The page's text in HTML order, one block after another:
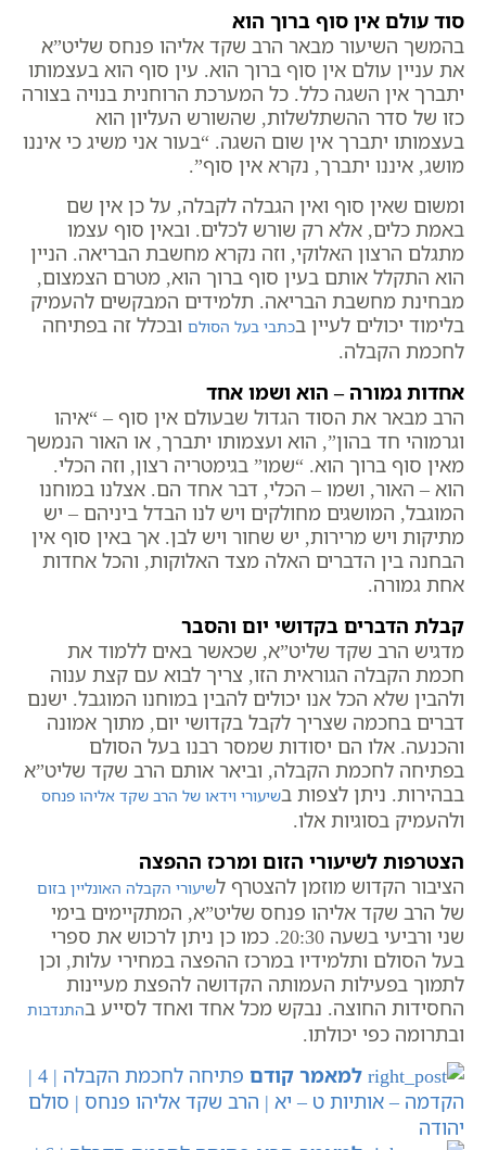
סוד עולם אין סוף ברוך הוא
בהמשך השיעור מבאר הרב שקד אליהו פנחס שליט”א
את עניין עולם אין סוף ברוך הוא. עין סוף הוא בעצמותו
יתברך אין השגה כלל. כל המערכת הרוחנית בנויה בצורה
כזו של סדר ההשתלשלות, שהשורש העליון הוא
בעצמותו יתברך אין שום השגה. “בעור אני משיג כי איננו
מושג, איננו יתברך, נקרא אין סוף”.
ומשום שאין סוף ואין הגבלה לקבלה, על כן אין שם
באמת כלים, אלא רק שורש לכלים. ובאין סוף עצמו
מתגלם הרצון האלוקי, וזה נקרא מחשבת הבריאה. הניין
הוא התקלל אותם בעין סוף ברוך הוא, מטרם הצמצום,
מבחינת מחשבת הבריאה. תלמידים המבקשים להעמיק
בלימוד יכולים לעיין בכתבי בעל הסולם ובכלל זה בפתיחה
לחכמת הקבלה.
אחדות גמורה – הוא ושמו אחד
הרב מבאר את הסוד הגדול שבעולם אין סוף – “איהו
וגרמוהי חד בהון”, הוא ועצמותו יתברך, או האור הנמשך
מאין סוף ברוך הוא. “שמו” בגימטריה רצון, וזה הכלי.
הוא – האור, ושמו – הכלי, דבר אחד הם. אצלנו במוחנו
המוגבל, המושגים מחולקים ויש לנו הבדל ביניהם – יש
מתיקות ויש מרירות, יש שחור ויש לבן. אך באין סוף אין
הבחנה בין הדברים האלה מצד האלוקות, והכל אחדות
אחת גמורה.
קבלת הדברים בקדושי יום והסבר
מדגיש הרב שקד שליט”א, שכאשר באים ללמוד את
חכמת הקבלה הגוראית הזו, צריך לבוא עם קצת ענוה
ולהבין שלא הכל אנו יכולים להבין במוחנו המוגבל. ישנם
דברים בחכמה שצריך לקבל בקדושי יום, מתוך אמונה
והכנעה. אלו הם יסודות שמסר רבנו בעל הסולם
בפתיחה לחכמת הקבלה, וביאר אותם הרב שקד שליט”א
בבהירות. ניתן לצפות בשיעורי וידאו של הרב שקד אליהו פנחס
ולהעמיק בסוגיות אלו.
הצטרפות לשיעורי הזום ומרכז ההפצה
הציבור הקדוש מוזמן להצטרף לשיעורי הקבלה האונליין בזום
של הרב שקד אליהו פנחס שליט”א, המתקיימים בימי
שני ורביעי בשעה 20:30. כמו כן ניתן לרכוש את ספרי
בעל הסולם ותלמידיו במרכז ההפצה במחירי עלות, וכן
לתמוך בפעילות העמותה הקדושה להפצת מעיינות
החסידות החוצה. נבקש מכל אחד ואחד לסייע בהתנדבות
ובתרומה כפי יכולתו.
למאמר קודם
פתיחה לחכמת הקבלה | 4 |
הקדמה – אותיות ט – יא | הרב שקד אליהו פנחס | סולם
יהודה